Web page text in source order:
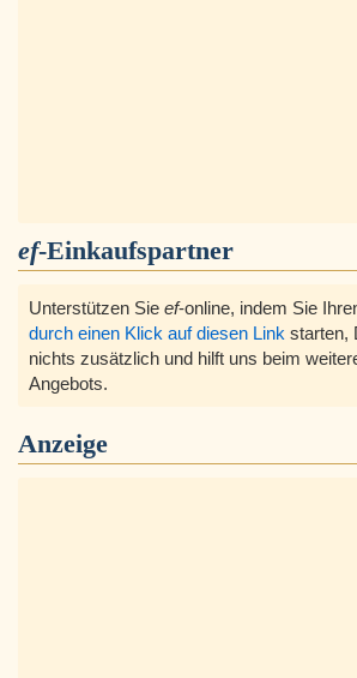
ef-Einkaufspartner
Unterstützen Sie ef-online, indem Sie
durch einen Klick auf diesen Link starten,
nichts zusätzlich und hilft uns beim
Angebots.
Anzeige